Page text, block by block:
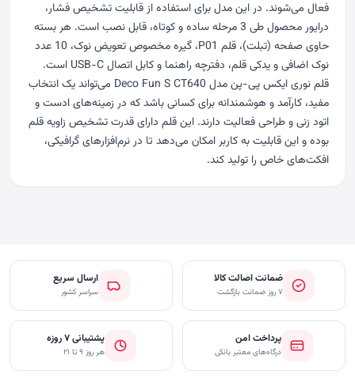
فعال می‌شوند. در این مدل برای استفاده از قابلیت تشخیص فشار،
درایور محصول طی 3 مرحله ساده و کوتاه، قابل نصب است. هر بسته
حاوی صفحه (تبلت)، قلم P01، گیره مخصوص تعویض نوک، 10 عدد
نوک اضافی و یدکی قلم، دفترچه راهنما و کابل اتصال USB-C است.
قلم نوری ایکس پی-پن مدل Deco Fun S CT640 می‌تواند یک انتخاب
مفید، کارآمد و هوشمندانه برای کسانی باشد که در زمینه‌های ادست و
اتود زنی و طراحی فعالیت دارند. این قلم دارای قدرت تشخیص زاویه قلم
بوده و این قابلیت به کاربر امکان می‌دهد تا در نرم‌افزارهای گرافیکی،
افکت‌های خاص را تولید کند.
ضمانت اصالت کالا
۷ روز ضمانت بازگشت
ارسال سریع
سراسر کشور
پرداخت امن
درگاه‌های معتبر بانکی
پشتیبانی ۷ روزه
هر روز ۹ تا ۲۱